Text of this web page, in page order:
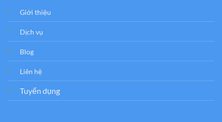
Giới thiệu
Dịch vụ
Blog
Liên hệ
Tuyển dụng